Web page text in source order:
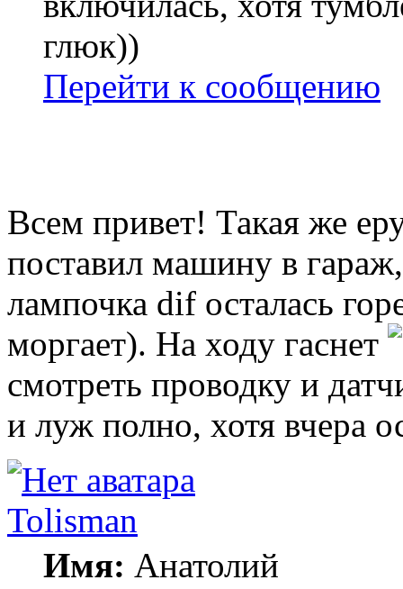
глюк))
Перейти к сообщению
Всем привет! Такая же
поставил машину в
лампочка dif осталась
моргает). На ходу гаснет
смотреть проводку и
и луж полно, хотя вчера
Tolisman
Имя: Анатолий